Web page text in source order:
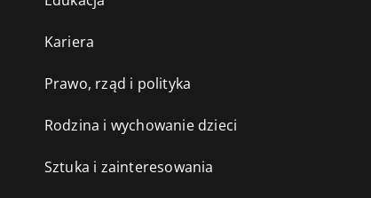
Kariera
Prawo, rząd i polityka
Rodzina i wychowanie dzieci
Sztuka i zainteresowania